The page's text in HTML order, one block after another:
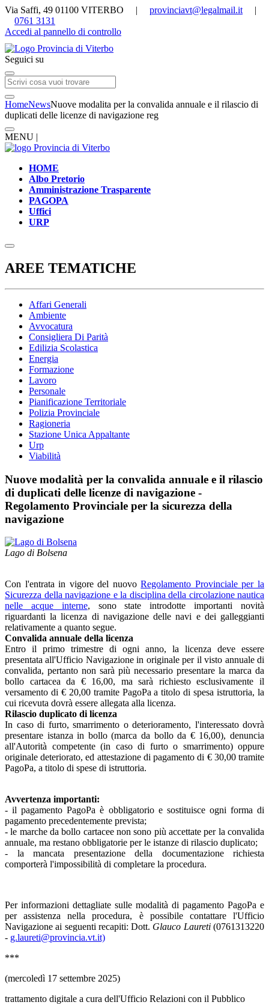
Via Saffi, 49 01100 VITERBO | provinciavt@legalmail.it |
0761 3131
Accedi al pannello di controllo
Seguici su
HomeNewsNuove modalita per la convalida annuale e il rilascio di
duplicati delle licenze di navigazione reg
MENU |
HOME
Albo Pretorio
Amministrazione Trasparente
PAGOPA
Uffici
URP
AREE TEMATICHE
Affari Generali
Ambiente
Avvocatura
Consigliera Di Parità
Edilizia Scolastica
Energia
Formazione
Lavoro
Personale
Pianificazione Territoriale
Polizia Provinciale
Ragioneria
Stazione Unica Appaltante
Urp
Viabilità
Nuove modalità per la convalida annuale e il rilascio
di duplicati delle licenze di navigazione -
Regolamento Provinciale per la sicurezza della
navigazione
Lago di Bolsena
Con l'entrata in vigore del nuovoRegolamento Provinciale per la
Sicurezza della navigazione e la disciplina della circolazione nautica
nelle acque interne, sono state introdotte importanti novità
riguardanti la licenza di navigazione delle navi e dei galleggianti
relativamente a quanto segue.
Convalida annuale della licenza
Entro il primo trimestre di ogni anno, la licenza deve essere
presentata all'Ufficio Navigazione in originale per il visto annuale di
convalida, pertanto non sarà più necessario presentare la marca da
bollo cartacea da € 16,00, ma sarà richiesto esclusivamente il
versamento di € 20,00 tramite PagoPa a titolo di spesa istruttoria, la
cui ricevuta dovrà essere allegata alla licenza.
Rilascio duplicato di licenza
In caso di furto, smarrimento o deterioramento, l'interessato dovrà
presentare istanza in bollo (marca da bollo da € 16,00), denuncia
all'Autorità competente (in caso di furto o smarrimento) oppure
originale deteriorato, ed attestazione di pagamento di € 30,00 tramite
PagoPa, a titolo di spese di istruttoria.
Avvertenza importanti:
- il pagamento PagoPa è obbligatorio e sostituisce ogni forma di
pagamento precedentemente prevista;
- le marche da bollo cartacee non sono più accettate per la convalida
annuale, ma restano obbligatorie per le istanze di rilascio duplicato;
- la mancata presentazione della documentazione richiesta
comporterà l'impossibilità di completare la procedura.
Per informazioni dettagliate sulle modalità di pagamento PagoPa e
per assistenza nella procedura, è possibile contattare l'Ufficio
Navigazione ai seguenti recapiti: Dott. Glauco Laureti(0761313220
- g.laureti@provincia.vt.it)
***
(mercoledì 17 settembre 2025)
trattamento digitale a cura dell'Ufficio Relazioni con il Pubblico